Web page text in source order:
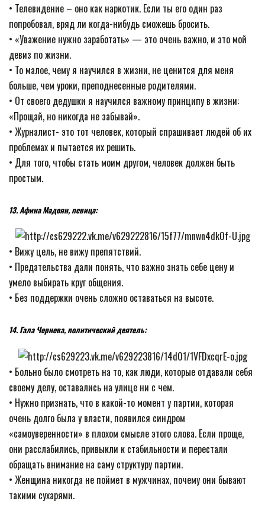
• Телевидение – оно как наркотик. Если ты его один раз
попробовал, вряд ли когда-нибудь сможешь бросить.
• «Уважение нужно заработать» — это очень важно, и это мой
девиз по жизни.
• То малое, чему я научился в жизни, не ценится для меня
больше, чем уроки, преподнесенные родителями.
• От своего дедушки я научился важному принципу в жизни:
«Прощай, но никогда не забывай».
• Журналист- это тот человек, который спрашивает людей об их
проблемах и пытается их решить.
• Для того, чтобы стать моим другом, человек должен быть
простым.
13. Афина Мадоян, певица:
• Вижу цель, не вижу препятствий.
• Предательства дали понять, что важно знать себе цену и
умело выбирать круг общения.
• Без поддержки очень сложно оставаться на высоте.
14. Гала Чернева, политический деятель:
• Больно было смотреть на то, как люди, которые отдавали себя
своему делу, оставались на улице ни с чем.
• Нужно признать, что в какой-то момент у партии, которая
очень долго была у власти, появился синдром
«самоуверенности» в плохом смысле этого слова. Если проще,
они расслабились, привыкли к стабильности и перестали
обращать внимание на саму структуру партии.
• Женщина никогда не поймет в мужчинах, почему они бывают
такими сухарями.